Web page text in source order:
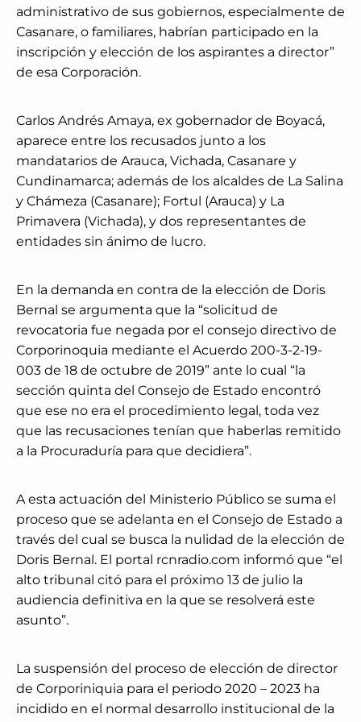
administrativo de sus gobiernos, especialmente de
Casanare, o familiares, habrían participado en la
inscripción y elección de los aspirantes a director”
de esa Corporación.
Carlos Andrés Amaya, ex gobernador de Boyacá,
aparece entre los recusados junto a los
mandatarios de Arauca, Vichada, Casanare y
Cundinamarca; además de los alcaldes de La Salina
y Chámeza (Casanare); Fortul (Arauca) y La
Primavera (Vichada), y dos representantes de
entidades sin ánimo de lucro.
En la demanda en contra de la elección de Doris
Bernal se argumenta que la “solicitud de
revocatoria fue negada por el consejo directivo de
Corporinoquia mediante el Acuerdo 200-3-2-19-
003 de 18 de octubre de 2019” ante lo cual “la
sección quinta del Consejo de Estado encontró
que ese no era el procedimiento legal, toda vez
que las recusaciones tenían que haberlas remitido
a la Procuraduría para que decidiera”.
A esta actuación del Ministerio Público se suma el
proceso que se adelanta en el Consejo de Estado a
través del cual se busca la nulidad de la elección de
Doris Bernal. El portal rcnradio.com informó que “el
alto tribunal citó para el próximo 13 de julio la
audiencia definitiva en la que se resolverá este
asunto”.
La suspensión del proceso de elección de director
de Corporiniquia para el periodo 2020 – 2023 ha
incidido en el normal desarrollo institucional de la